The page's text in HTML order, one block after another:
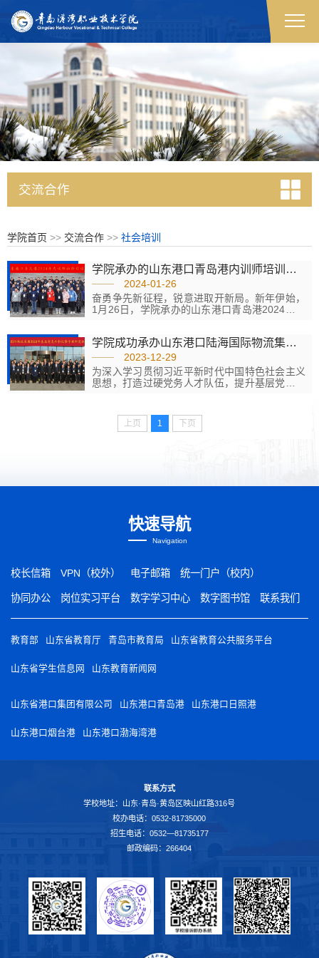
交流合作
学院首页 >> 交流合作 >> 社会培训
学院承办的山东港口青岛港内训师培训项目顺利结业
2024-01-26
奋勇争先新征程，锐意进取开新局。新年伊始，
1月26日，学院承办的山东港口青岛港2024年两
内训师参加培训。培训聚焦提高内训师培训技
能，围绕“结构化思考与表达”“内训师课程开发”
“内训师课程打磨”等内容，邀请具有多年实战经
验和理论研究的专家进行授课及辅导。培训通过
集中授课、小组讨论等方式，结合具体试讲实战
学院成功承办山东港口陆海国际物流集团2023年基层党支部书记暨专兼职党务工作者培训班
2023-12-29
为深入学习贯彻习近平新时代中国特色社会主义
思想，打造过硬党务人才队伍，提升基层党建工
者培训班在山东港口西海岸大厦成功举办，物流
集团党委组织部（人力资源部）党支部书记、部
上页 1 下页
快速导航
Navigation
校长信箱 VPN（校外） 电子邮箱 统一门户（校内）
协同办公 岗位实习平台 数字学习中心 数字图书馆 联系我们
教育部 山东省教育厅 青岛市教育局 山东省教育公共服务平台
山东省学生信息网 山东教育新闻网
山东省港口集团有限公司 山东港口青岛港 山东港口日照港
山东港口烟台港 山东港口渤海湾港
联系方式
学校地址：山东·青岛·黄岛区映山红路316号
校办电话：0532-81735000
招生电话：0532—81735177
邮政编码：266404